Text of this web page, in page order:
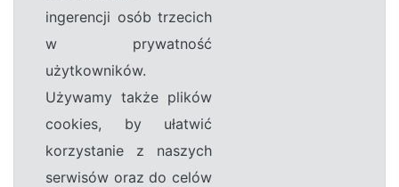
ingerencji osób trzecich
w prywatność
użytkowników.
Używamy także plików
cookies, by ułatwić
korzystanie z naszych
serwisów oraz do celów